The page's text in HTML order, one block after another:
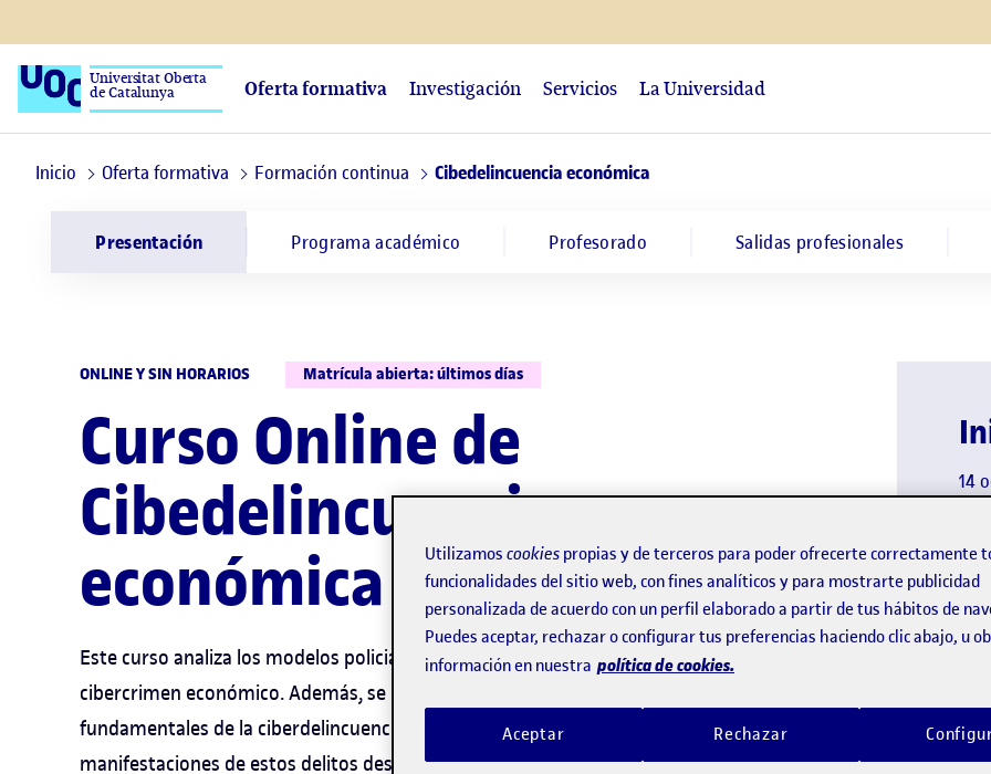
Universitat Oberta
de Catalunya Oferta formativa Investigación Servicios La Universidad
Inicio Oferta formativa Formación continua Cibedelincuencia económica
Presentación Programa académico Profesorado Salidas profesionales
ONLINE Y SIN HORARIOS Matrícula abierta: últimos días
Curso Online de
Cibedelincuencia
económica
Este curso analiza los modelos policiales actuales y las estrategias para combatir el
cibercrimen económico. Además, se introduce a los estudiantes en los conceptos
fundamentales de la ciberdelincuencia económica, examinando las causas y diferentes
manifestaciones de estos delitos desde una perspectiva criminológica. Finalmente, se
14
Utilizamos cookies propias y de terceros para poder ofrecerte correctamente
funcionalidades del sitio web, con fines analíticos y para mostrarte publicidad
personalizada de acuerdo con un perfil elaborado a partir de tus hábitos de
Puedes aceptar, rechazar o configurar tus preferencias haciendo clic abajo, u
información en nuestra política de cookies.
Rechazar
Aceptar